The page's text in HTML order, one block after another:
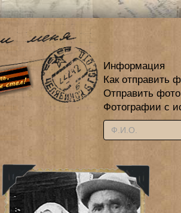
Информация
Как отправить
Отправить
Фотографии с